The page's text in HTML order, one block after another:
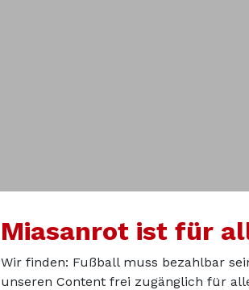
Miasanrot ist für
Wir finden: Fußball muss bezahlbar
unseren Content frei zugänglich für